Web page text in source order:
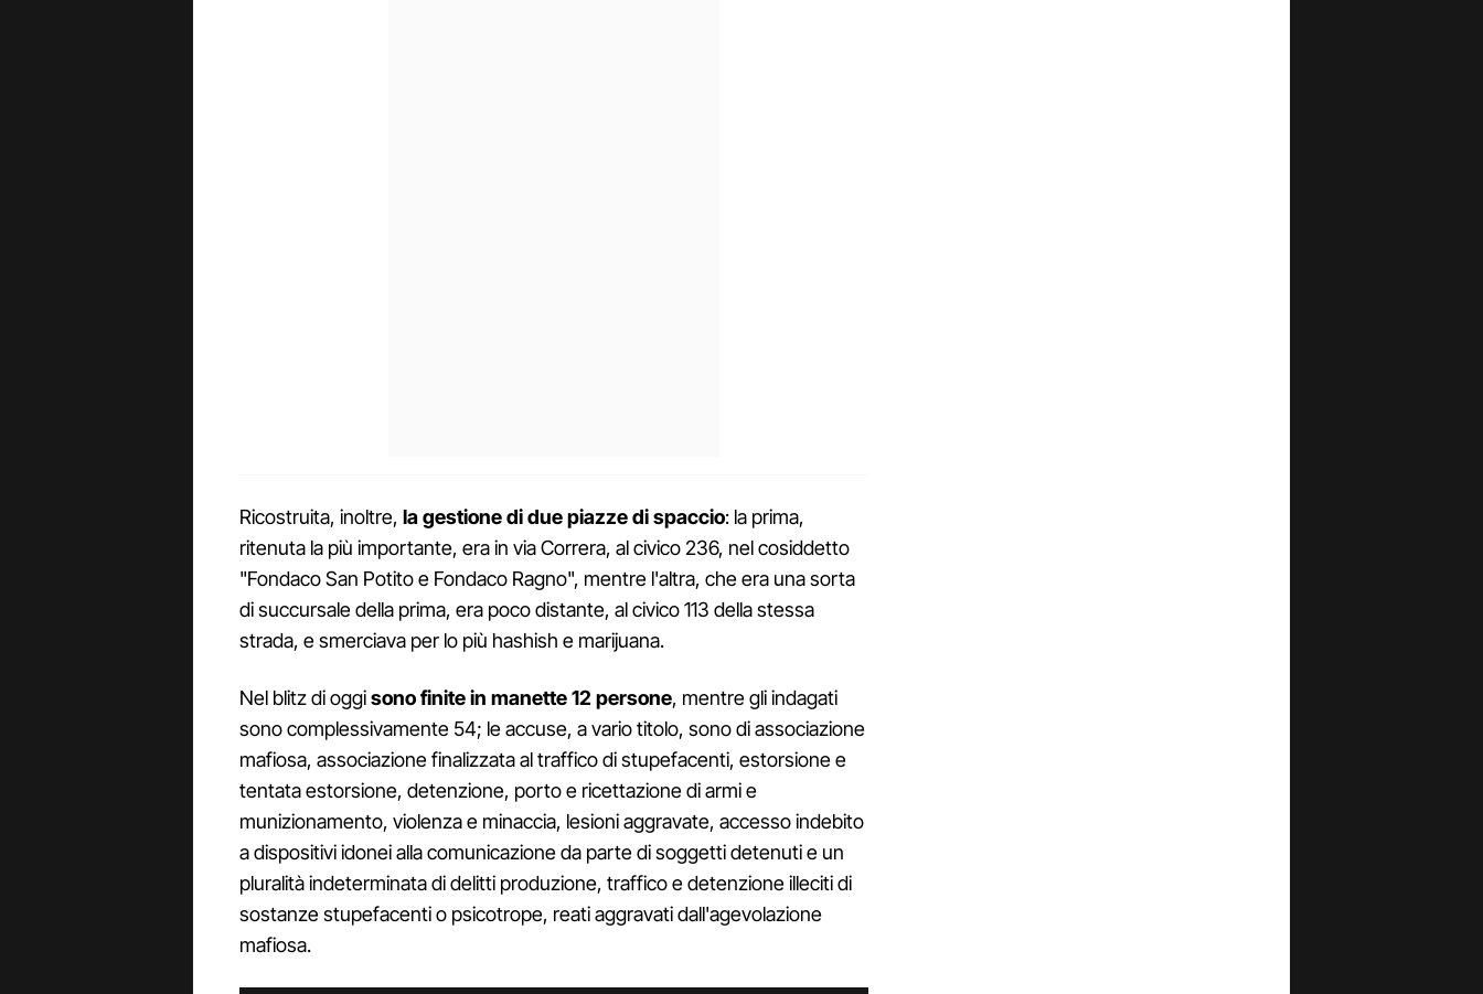
Ricostruita, inoltre, la gestione di due piazze di spaccio: la prima,
ritenuta la più importante, era in via Correra, al civico 236, nel cosiddetto
"Fondaco San Potito e Fondaco Ragno", mentre l'altra, che era una sorta
di succursale della prima, era poco distante, al civico 113 della stessa
strada, e smerciava per lo più hashish e marijuana.
Nel blitz di oggisono finite in manette 12 persone, mentre gli indagati
sono complessivamente 54; le accuse, a vario titolo, sono di associazione
mafiosa, associazione finalizzata al traffico di stupefacenti, estorsione e
tentata estorsione, detenzione, porto e ricettazione di armi e
munizionamento, violenza e minaccia, lesioni aggravate, accesso indebito
a dispositivi idonei alla comunicazione da parte di soggetti detenuti e un
pluralità indeterminata di delitti produzione, traffico e detenzione illeciti di
sostanze stupefacenti o psicotrope, reati aggravati dall'agevolazione
mafiosa.